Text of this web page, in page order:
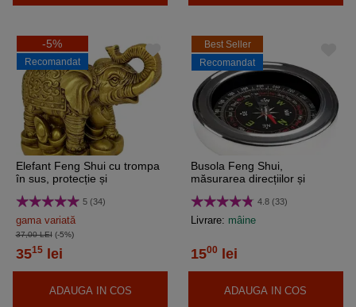
-5%
Recomandat
Elefant Feng Shui cu trompa
în sus, protecție și
auriu
5 (34)
gama variată
37,00 LEI(-5%)
3515lei
ADAUGA IN COS
Best Seller
Recomandat
Busola Feng Shui,
măsurarea direcțiilor și
intermediare, 7,5 cm
4.8 (33)
Livrare: mâine
1500 lei
ADAUGA IN COS